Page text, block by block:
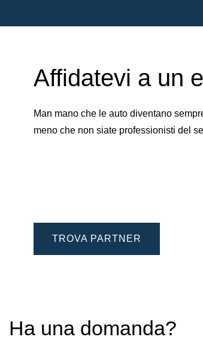
Affidatevi a un
Man mano che le auto diventano
meno che non siate professionisti del
TROVA PARTNER
Ha una domanda?